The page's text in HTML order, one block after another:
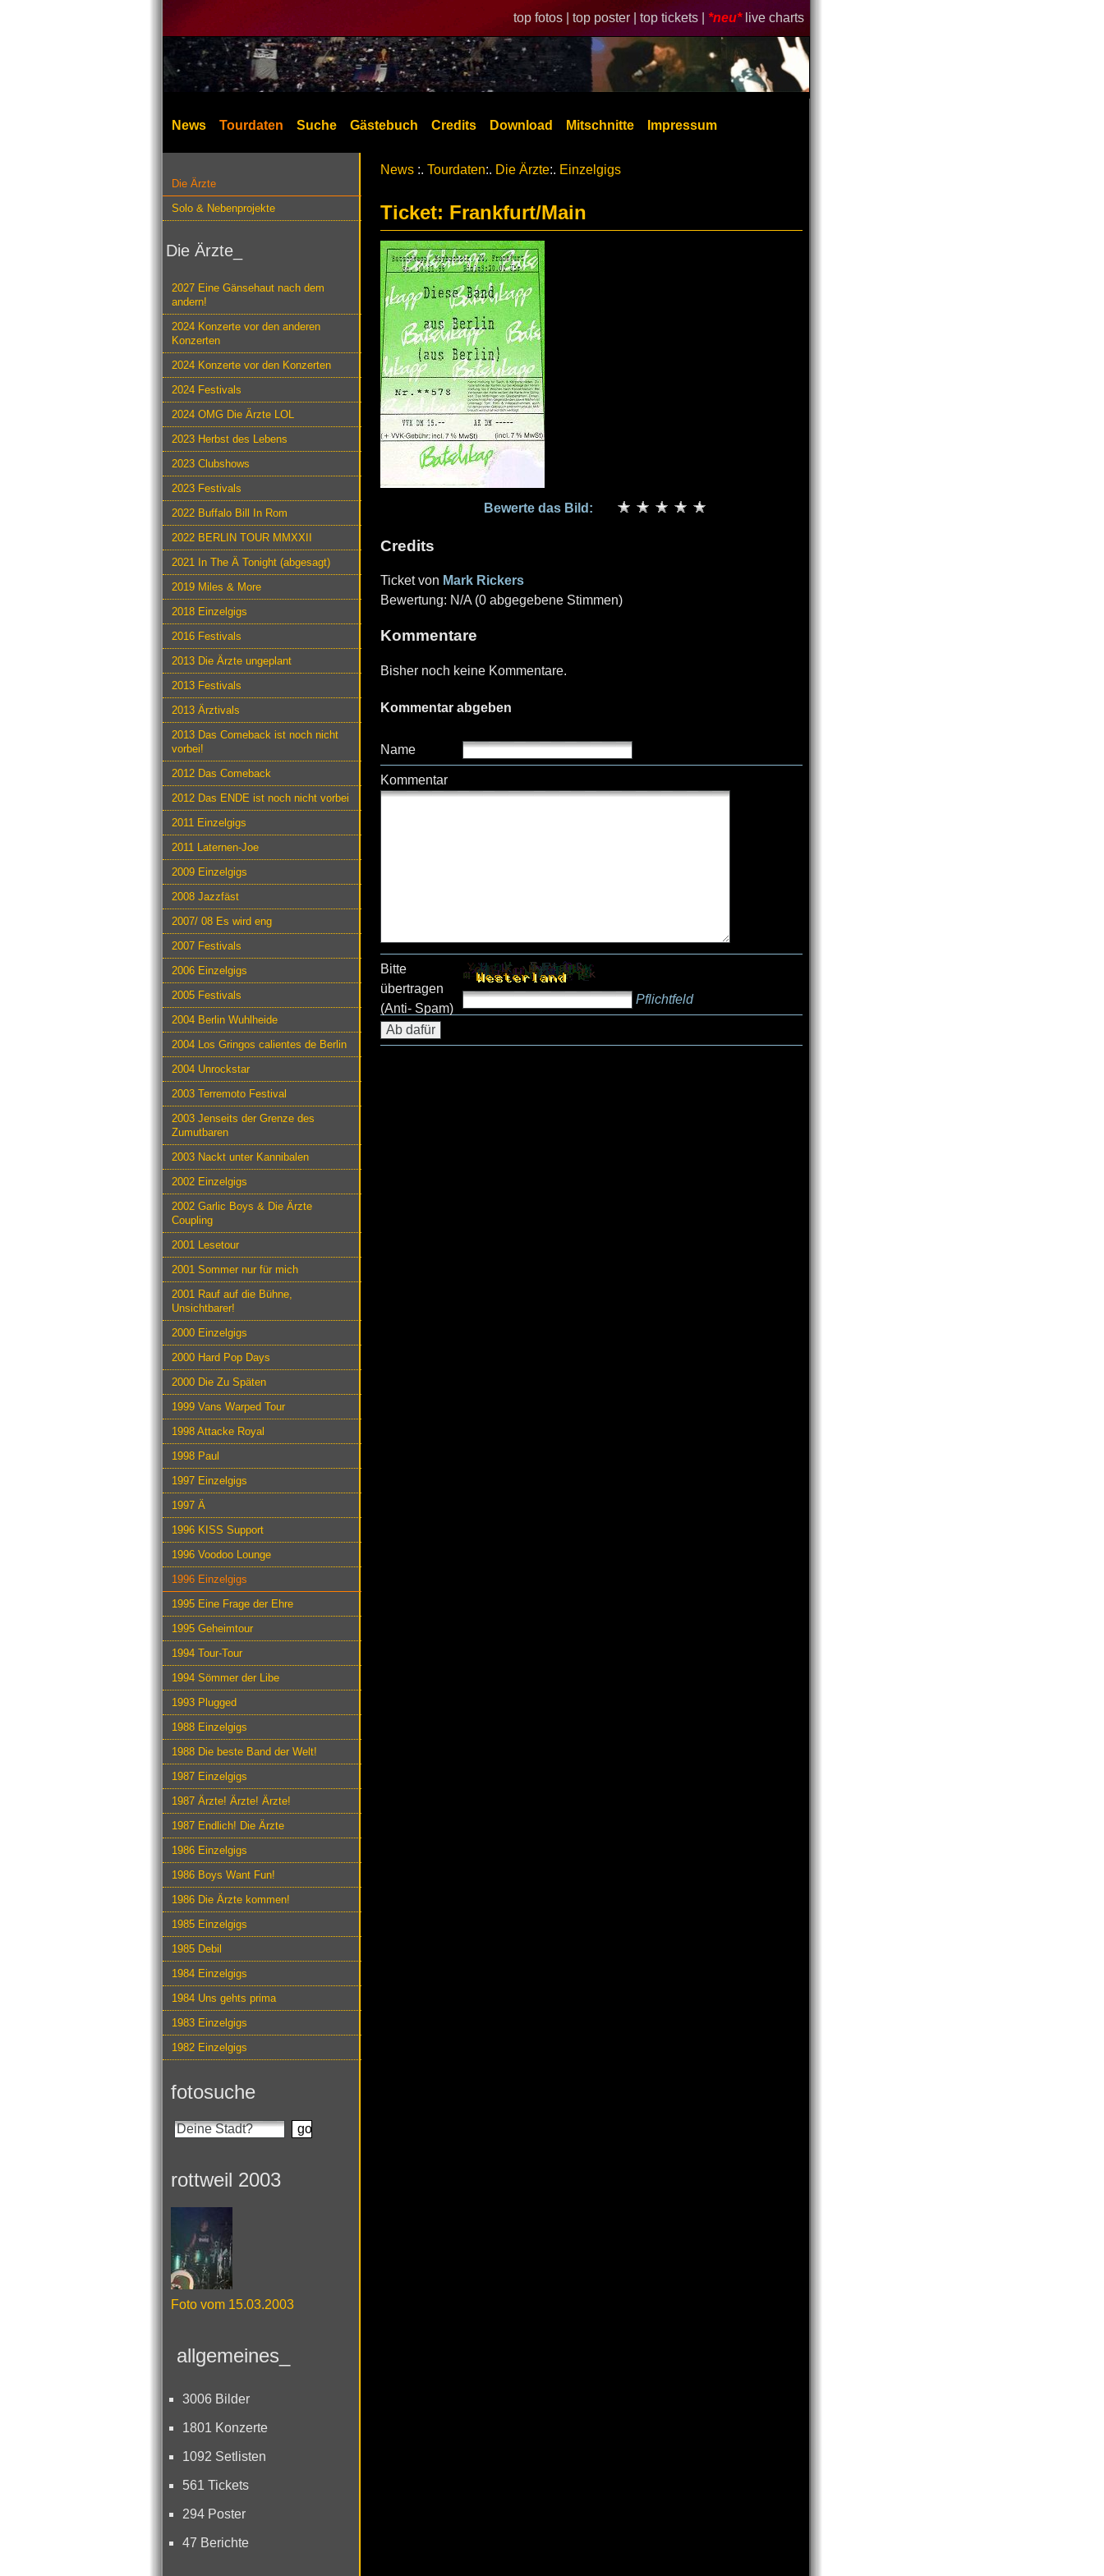
top fotos | top poster | top tickets | *neu* live charts
News Tourdaten Suche Gästebuch Credits Download Mitschnitte Impressum
Die Ärzte
Solo & Nebenprojekte
Die Ärzte_
2027 Eine Gänsehaut nach dem
andern!
2024 Konzerte vor den anderen
Konzerten
2024 Konzerte vor den Konzerten
2024 Festivals
2024 OMG Die Ärzte LOL
2023 Herbst des Lebens
2023 Clubshows
2023 Festivals
2022 Buffalo Bill In Rom
2022 BERLIN TOUR MMXXII
2021 In The Ä Tonight (abgesagt)
2019 Miles & More
2018 Einzelgigs
2016 Festivals
2013 Die Ärzte ungeplant
2013 Festivals
2013 Ärztivals
2013 Das Comeback ist noch nicht
vorbei!
2012 Das Comeback
2012 Das ENDE ist noch nicht vorbei
2011 Einzelgigs
2011 Laternen-Joe
2009 Einzelgigs
2008 Jazzfäst
2007/ 08 Es wird eng
2007 Festivals
2006 Einzelgigs
2005 Festivals
2004 Berlin Wuhlheide
2004 Los Gringos calientes de Berlin
2004 Unrockstar
2003 Terremoto Festival
2003 Jenseits der Grenze des
Zumutbaren
2003 Nackt unter Kannibalen
2002 Einzelgigs
2002 Garlic Boys & Die Ärzte
Coupling
2001 Lesetour
2001 Sommer nur für mich
2001 Rauf auf die Bühne,
Unsichtbarer!
2000 Einzelgigs
2000 Hard Pop Days
2000 Die Zu Späten
1999 Vans Warped Tour
1998 Attacke Royal
1998 Paul
1997 Einzelgigs
1997 Ä
1996 KISS Support
1996 Voodoo Lounge
1996 Einzelgigs
1995 Eine Frage der Ehre
1995 Geheimtour
1994 Tour-Tour
1994 Sömmer der Libe
1993 Plugged
1988 Einzelgigs
1988 Die beste Band der Welt!
1987 Einzelgigs
1987 Ärzte! Ärzte! Ärzte!
1987 Endlich! Die Ärzte
1986 Einzelgigs
1986 Boys Want Fun!
1986 Die Ärzte kommen!
1985 Einzelgigs
1985 Debil
1984 Einzelgigs
1984 Uns gehts prima
1983 Einzelgigs
1982 Einzelgigs
fotosuche
rottweil 2003
Foto vom 15.03.2003
allgemeines_
3006 Bilder
1801 Konzerte
1092 Setlisten
561 Tickets
294 Poster
47 Berichte
News :. Tourdaten:. Die Ärzte:. Einzelgigs
Ticket: Frankfurt/Main
Bewerte das Bild:
Credits
Ticket von Mark Rickers
Bewertung: N/A (0 abgegebene Stimmen)
Kommentare
Bisher noch keine Kommentare.
Kommentar abgeben
Name
Kommentar
Bitte
übertragen
(Anti- Spam)
Pflichtfeld